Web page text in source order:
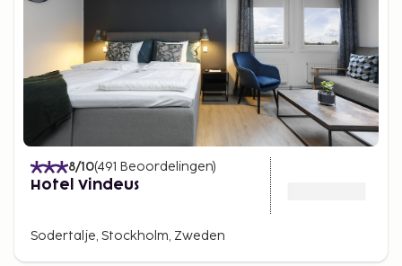
8/10(491 Beoordelingen)
Hotel Vindeus
Sodertalje, Stockholm, Zweden